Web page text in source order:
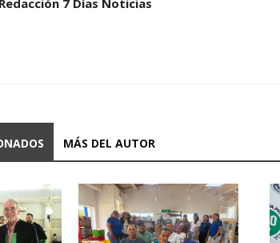
Redacción 7 Días Noticias
MÁS DEL AUTOR